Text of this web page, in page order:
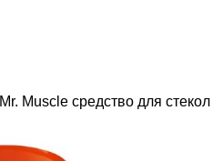
Mr. Muscle средство для стекол